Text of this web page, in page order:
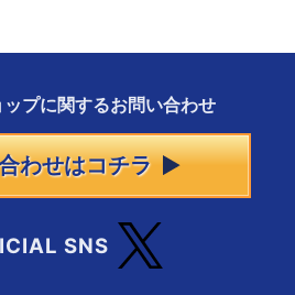
プに関するお問い合わせ
わせはコチラ
SNS